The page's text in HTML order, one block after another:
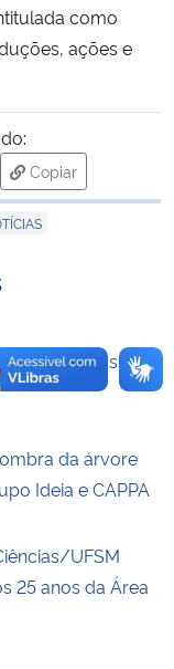
como
ações e
Copiar
para área de
origem dos
da árvore
Ideia e CAPPA
UFSM
25 anos da Área